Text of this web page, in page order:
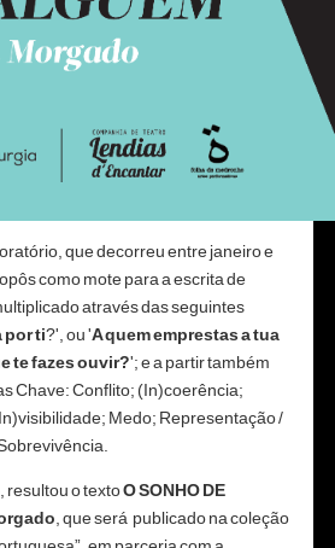
que decorreu entre janeiro e
como mote para a escrita de
através das seguintes
por ti?', ou 'A quem emprestas a tua
te fazes ouvir?'; e a partir também
Chave: Conflito; (In)coerência;
Medo; Representação /
resultou o textoO SONHO DE
, que será publicado na coleção